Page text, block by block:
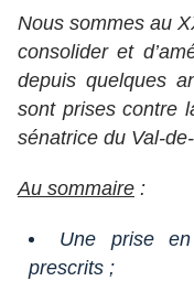
Nous sommes au
consolider et
depuis quelques
sont prises contre
sénatrice du Val-
Au sommaire :
Une prise
prescrits ;